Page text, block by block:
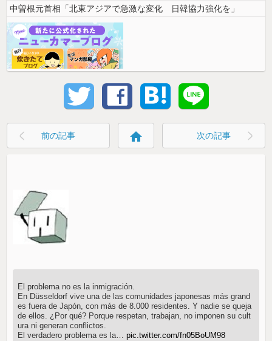
中曽根元首相「北東アジアで急激な変化 日韓協力強化を」
前の記事 home 次の記事
El problema no es la inmigración.
En Düsseldorf vive una de las comunidades japonesas más grand
es fuera de Japón, con más de 8.000 residentes. Y nadie se queja
de ellos. ¿Por qué? Porque respetan, trabajan, no imponen su cult
ura ni generan conflictos.
El verdadero problema es la…pic.twitter.com/fn05BoUM98